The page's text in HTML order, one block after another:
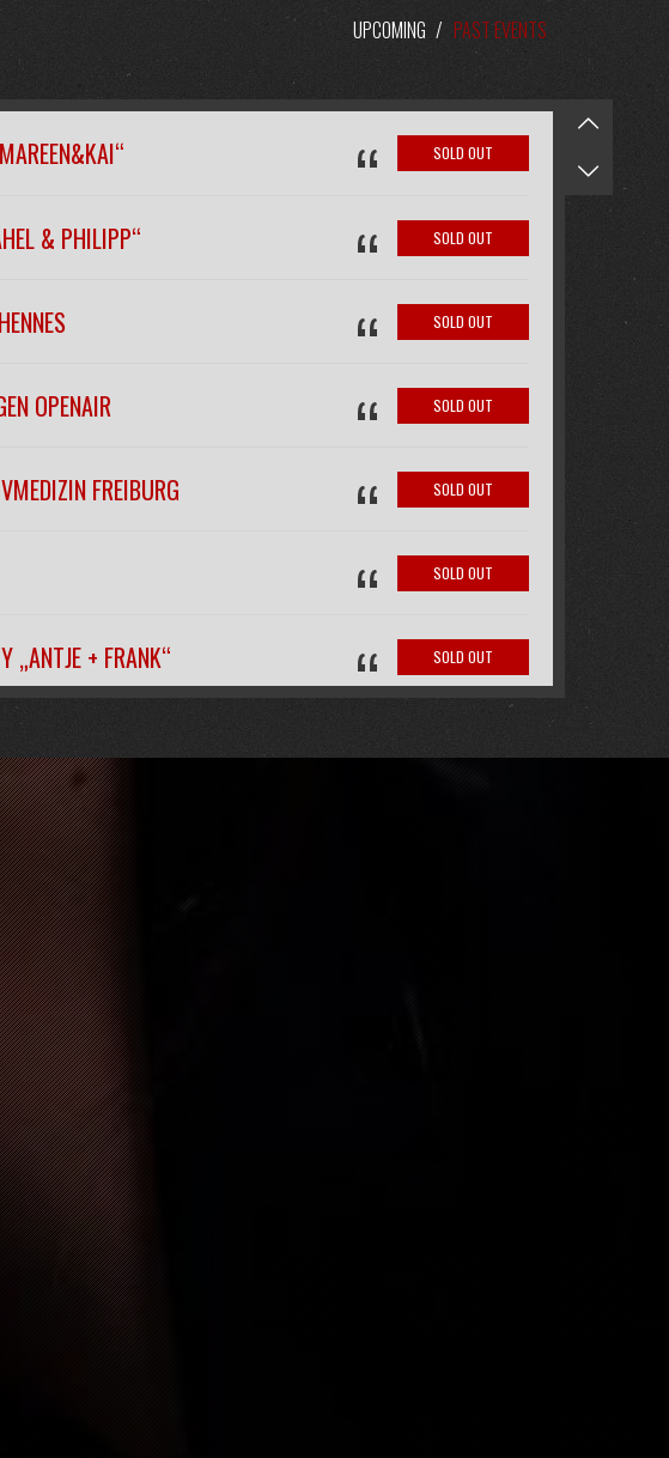
UPCOMING / PAST EVENTS
“ SOLD OUT
& PHILIPP“ “ SOLD OUT
“ SOLD OUT
OPENAIR “ SOLD OUT
FREIBURG “ SOLD OUT
“ SOLD OUT
„ANTJE + FRANK“ “ SOLD OUT
“
2026
2026
RANDYCLUB IM NOURI-
64U
64U
64U